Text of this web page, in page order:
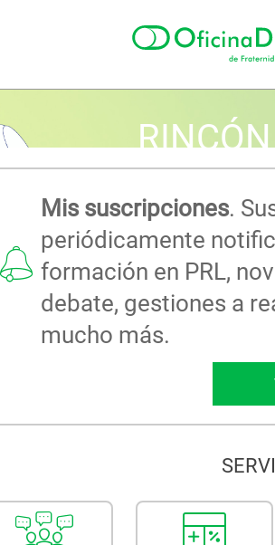
Mis suscripciones.
periódicamente
formación en PRL,
debate, gestiones a
mucho más.
SERVICIOS